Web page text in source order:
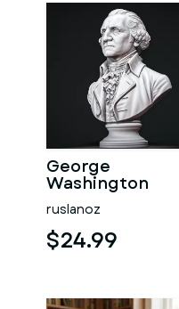
George
Washington
#RoZ
ruslanoz
$24.99